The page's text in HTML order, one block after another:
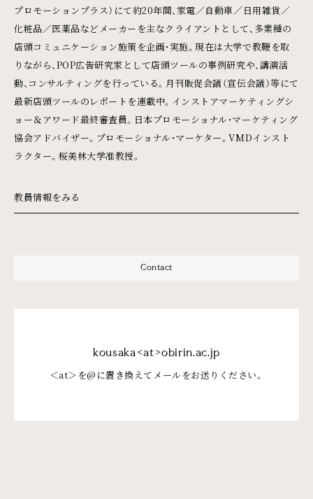
プロモーションプラス）にて約20年間、家電／自動車／日用雑貨／
化粧品／医薬品などメーカーを主なクライアントとして、多業種の
店頭コミュニケーション施策を企画・実施。現在は大学で教鞭を取
りながら、POP広告研究家として店頭ツールの事例研究や、講演活
動、コンサルティングを行っている。月刊販促会議（宣伝会議）等にて
最新店頭ツールのレポートを連載中。インストアマーケティングシ
ョー＆アワード最終審査員。日本プロモーショナル・マーケティング
協会アドバイザー。プロモーショナル・マーケター。VMDインスト
ラクター。桜美林大学准教授。
教員情報をみる
Contact
kousaka<at>obirin.ac.jp
＜at＞を@に置き換えてメールをお送りください。